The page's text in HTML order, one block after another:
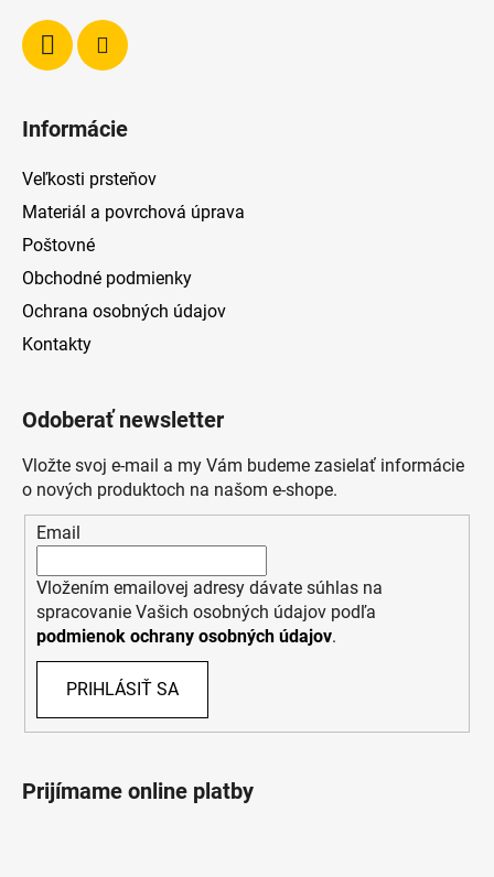
Informácie
Veľkosti prsteňov
Materiál a povrchová úprava
Poštovné
Obchodné podmienky
Ochrana osobných údajov
Kontakty
Odoberať newsletter
Vložte svoj e-mail a my Vám budeme zasielať informácie
o nových produktoch na našom e-shope.
Email
Vložením emailovej adresy dávate súhlas na
spracovanie Vašich osobných údajov podľa
podmienok ochrany osobných údajov.
PRIHLÁSIŤ SA
Prijímame online platby